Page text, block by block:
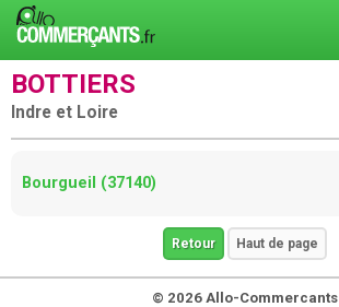
BOTTIERS
Indre et Loire
Bourgueil (37140)
Retour Haut de page
© 2026 Allo-Commercants